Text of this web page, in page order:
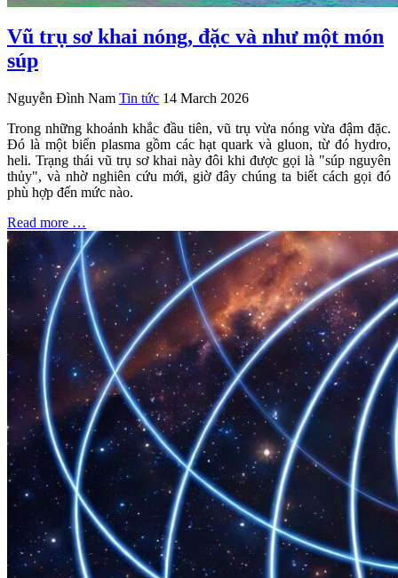
Vũ trụ sơ khai nóng, đặc và như một món
súp
Nguyễn Đình Nam Tin tức 14 March 2026
Trong những khoảnh khắc đầu tiên, vũ trụ vừa nóng vừa đậm đặc.
Đó là một biển plasma gồm các hạt quark và gluon, từ đó hydro,
heli. Trạng thái vũ trụ sơ khai này đôi khi được gọi là "súp nguyên
thủy", và nhờ nghiên cứu mới, giờ đây chúng ta biết cách gọi đó
phù hợp đến mức nào.
Read more …